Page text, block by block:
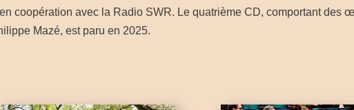
coopération avec la Radio SWR. Le quatrième CD, comportant des
Mazé, est paru en 2025.